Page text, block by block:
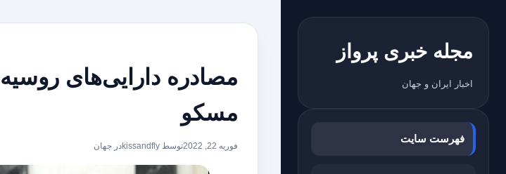
مجله خبری پرواز
اخبار ایران و جهان
فهرست سایت
مسکو
فوریه 22, 2022 توسط kissandfly در جهان